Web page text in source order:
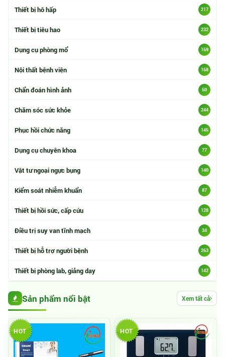
Thiết bị hô hấp 217
Thiết bị tiêu hao 232
Dụng cụ phòng mổ 159
Nội thất bệnh viện 158
Chẩn đoán hình ảnh 50
Chăm sóc sức khỏe 244
Phục hồi chức năng 145
Dụng cụ chuyên khoa 77
Vật tư ngoại ngực bụng 140
Kiểm soát nhiễm khuẩn 87
Thiết bị hồi sức, cấp cứu 128
Điều trị suy van tĩnh mạch 34
Thiết bị hỗ trợ người bệnh 263
Thiết bị phòng lab, giảng dạy 142
Sản phẩm nổi bật Xem tất cả
HOT HOT